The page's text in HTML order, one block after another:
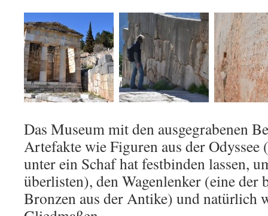
Das Museum mit den ausgegrabenen
Artefakte wie Figuren aus der Odyssee
unter ein Schaf hat festbinden lassen,
überlisten), den Wagenlenker (eine der
Bronzen aus der Antike) und natürlich